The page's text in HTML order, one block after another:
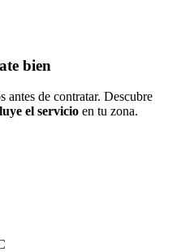
bien
antes de contratar. Descubre
el servicio en tu zona.